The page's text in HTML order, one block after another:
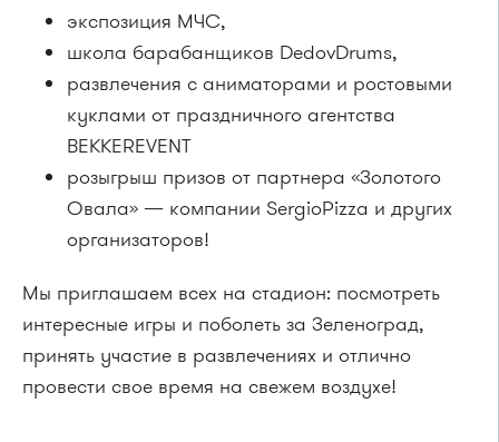
экспозиция МЧС,
школа барабанщиков DedovDrums,
развлечения с аниматорами и ростовыми
куклами от праздничного агентства
BEKKEREVENT
розыгрыш призов от партнера «Золотого
Овала» — компании SergioPizzа и других
организаторов!
Мы приглашаем всех на стадион: посмотреть
интересные игры и поболеть за Зеленоград,
принять участие в развлечениях и отлично
провести свое время на свежем воздухе!